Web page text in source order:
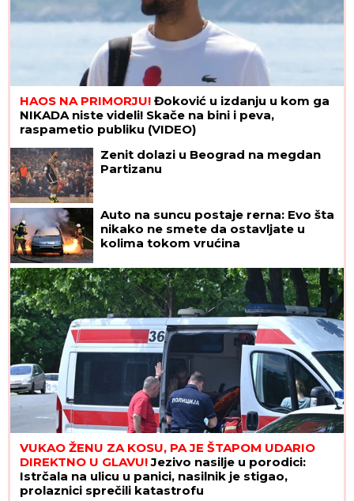
HAOS NA PRIMORJU! Đoković u izdanju u kom ga
NIKADA niste videli! Skače na bini i peva,
raspametio publiku (VIDEO)
Zenit dolazi u Beograd na megdan
Partizanu
Auto na suncu postaje rerna: Evo šta
nikako ne smete da ostavljate u
kolima tokom vrućina
VUKAO ŽENU ZA KOSU, PA JE ŠTAPOM UDARIO
DIREKTNO U GLAVU!Jezivo nasilje u porodici:
Istrčala na ulicu u panici, nasilnik je stigao,
prolaznici sprečili katastrofu